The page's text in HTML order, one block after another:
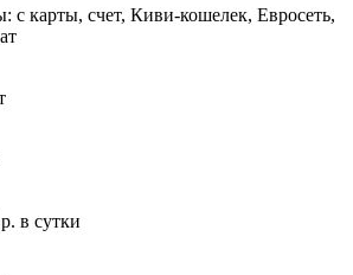
с карты, счет, Киви-кошелек, Евросеть,
в сутки